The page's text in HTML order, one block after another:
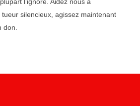
silencieux, agissez maintenant
don.